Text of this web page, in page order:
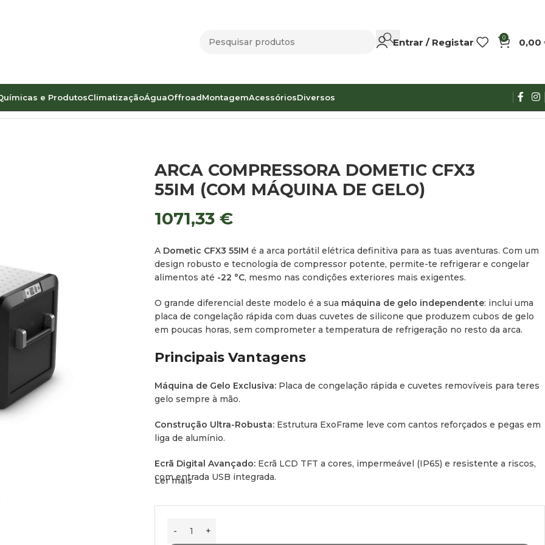
Entrar / Registar 0 0,00
e ProdutosClimatizaçãoÁguaOffroadMontagemAcessóriosDiversos
DOMETIC CFX3 55IM (COM MÁQUINA DE GELO)
ARCA COMPRESSORA DOMETIC CFX3
55IM (COM MÁQUINA DE GELO)
1071,33 €
A Dometic CFX3 55IM é a arca portátil elétrica definitiva para as tuas aventuras. Com um
design robusto e tecnologia de compressor potente, permite-te refrigerar e congelar
alimentos até -22 °C, mesmo nas condições exteriores mais exigentes.
O grande diferencial deste modelo é a sua máquina de gelo independente: inclui uma
placa de congelação rápida com duas cuvetes de silicone que produzem cubos de gelo
em poucas horas, sem comprometer a temperatura de refrigeração no resto da arca.
Principais Vantagens
Máquina de Gelo Exclusiva: Placa de congelação rápida e cuvetes removíveis para teres
gelo sempre à mão.
Construção Ultra-Robusta: Estrutura ExoFrame leve com cantos reforçados e pegas em
liga de alumínio.
Ecrã Digital Avançado: Ecrã LCD TFT a cores, impermeável (IP65) e resistente a riscos,
com entrada USB integrada.
Eficiência e Proteção:Compressor VMSO3 de alto rendimento e sistema de proteção
Ler mais